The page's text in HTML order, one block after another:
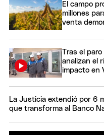
El campo
millones
venta
Tras el
analizan el
impacto en
La Justicia extendió por 6
que transforma al Banco